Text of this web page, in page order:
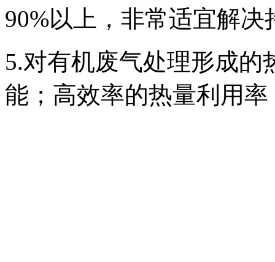
90%以上，非常适宜解
5.对有机废气处理形成
能；高效率的热量利用